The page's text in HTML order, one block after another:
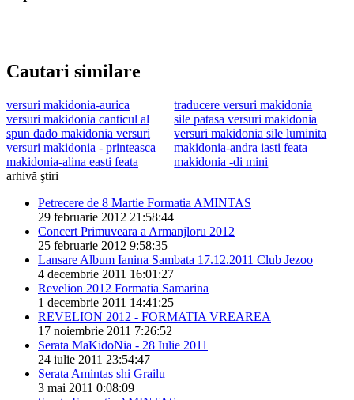
Cautari similare
versuri makidonia-aurica
traducere versuri makidonia
versuri makidonia canticul al
sile patasa versuri makidonia
spun dado makidonia versuri
versuri makidonia sile luminita
versuri makidonia - printeasca
makidonia-andra iasti feata
makidonia-alina easti feata
makidonia -di mini
arhivă ştiri
Petrecere de 8 Martie Formatia AMINTAS
29 februarie 2012 21:58:44
Concert Primuveara a Armanjloru 2012
25 februarie 2012 9:58:35
Lansare Album Ianina Sambata 17.12.2011 Club Jezoo
4 decembrie 2011 16:01:27
Revelion 2012 Formatia Samarina
1 decembrie 2011 14:41:25
REVELION 2012 - FORMATIA VREAREA
17 noiembrie 2011 7:26:52
Serata MaKidoNia - 28 Iulie 2011
24 iulie 2011 23:54:47
Serata Amintas shi Grailu
3 mai 2011 0:08:09